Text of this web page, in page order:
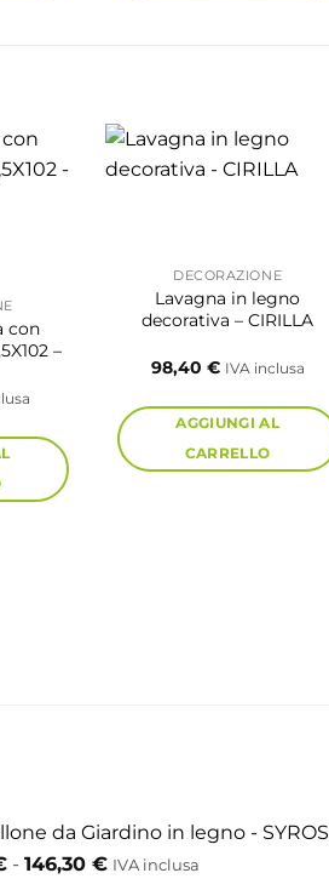
con
–
DECORAZIONE
Lavagna in legno
decorativa – CIRILLA
98,40 € IVA inclusa
AGGIUNGI AL
CARRELLO
da Giardino in legno - SYROS
- 146,30 €Fascia
IVA inclusa